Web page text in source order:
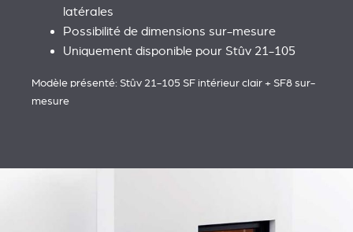
latérales
Possibilité de dimensions sur-mesure
Uniquement disponible pour Stûv 21-105
Modèle présenté: Stûv 21-105 SF intérieur clair + SF8 sur-
mesure